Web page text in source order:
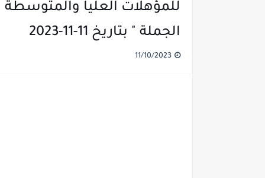
اعلان وظائف الهيئة
اعلان وظائف الشركة
اعلان وظائف الهيئة القومية
للمؤهلات العليا
الجملة " بتاريخ 11-11-2023